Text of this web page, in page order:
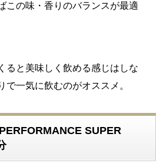
この味・香りのバランスが最適
ると美味しく飲める感じはしな
で一気に飲むのがオススメ。
SUPER